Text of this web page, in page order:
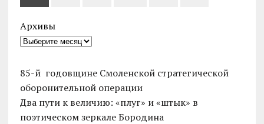
Архивы
85-й годовщине Смоленской стратегической
оборонительной операции
Два пути к величию: «плуг» и «штык» в
поэтическом зеркале Бородина